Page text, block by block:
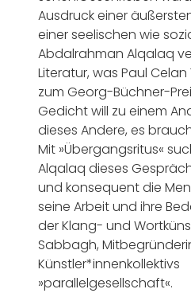
Ausdruck einer
einer seelischen wie
Abdalrahman Alqalaq
Literatur, was Paul Celan
zum Georg-Büchner-
Gedicht will zu einem
dieses Andere, es
Mit »Übergangsritus«
Alqalaq dieses
und konsequent die
seine Arbeit und ihre
der Klang- und
Sabbagh,
Künstler*innenkollektivs
»parallelgesellschaft«.